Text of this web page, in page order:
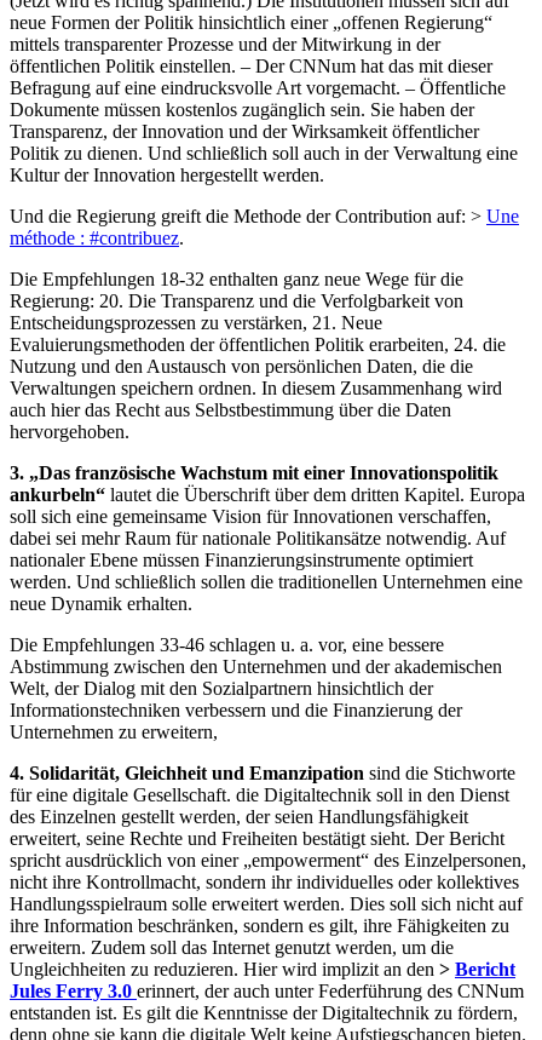
neue Formen der Politik hinsichtlich einer „offenen Regierung“
mittels transparenter Prozesse und der Mitwirkung in der
öffentlichen Politik einstellen. – Der CNNum hat das mit dieser
Befragung auf eine eindrucksvolle Art vorgemacht. – Öffentliche
Dokumente müssen kostenlos zugänglich sein. Sie haben der
Transparenz, der Innovation und der Wirksamkeit öffentlicher
Politik zu dienen. Und schließlich soll auch in der Verwaltung eine
Kultur der Innovation hergestellt werden.
Und die Regierung greift die Methode der Contribution auf: > Une
méthode : #contribuez.
Die Empfehlungen 18-32 enthalten ganz neue Wege für die
Regierung: 20. Die Transparenz und die Verfolgbarkeit von
Entscheidungsprozessen zu verstärken, 21. Neue
Evaluierungsmethoden der öffentlichen Politik erarbeiten, 24. die
Nutzung und den Austausch von persönlichen Daten, die die
Verwaltungen speichern ordnen. In diesem Zusammenhang wird
auch hier das Recht aus Selbstbestimmung über die Daten
hervorgehoben.
3. „Das französische Wachstum mit einer Innovationspolitik
ankurbeln“ lautet die Überschrift über dem dritten Kapitel. Europa
soll sich eine gemeinsame Vision für Innovationen verschaffen,
dabei sei mehr Raum für nationale Politikansätze notwendig. Auf
nationaler Ebene müssen Finanzierungsinstrumente optimiert
werden. Und schließlich sollen die traditionellen Unternehmen eine
neue Dynamik erhalten.
Die Empfehlungen 33-46 schlagen u. a. vor, eine bessere
Abstimmung zwischen den Unternehmen und der akademischen
Welt, der Dialog mit den Sozialpartnern hinsichtlich der
Informationstechniken verbessern und die Finanzierung der
Unternehmen zu erweitern,
4. Solidarität, Gleichheit und Emanzipation sind die Stichworte
für eine digitale Gesellschaft. die Digitaltechnik soll in den Dienst
des Einzelnen gestellt werden, der seien Handlungsfähigkeit
erweitert, seine Rechte und Freiheiten bestätigt sieht. Der Bericht
spricht ausdrücklich von einer „empowerment“ des Einzelpersonen,
nicht ihre Kontrollmacht, sondern ihr individuelles oder kollektives
Handlungsspielraum solle erweitert werden. Dies soll sich nicht auf
ihre Information beschränken, sondern es gilt, ihre Fähigkeiten zu
erweitern. Zudem soll das Internet genutzt werden, um die
Ungleichheiten zu reduzieren. Hier wird implizit an den > Bericht
Jules Ferry 3.0 erinnert, der auch unter Federführung des CNNum
entstanden ist. Es gilt die Kenntnisse der Digitaltechnik zu fördern,
denn ohne sie kann die digitale Welt keine Aufstiegschancen bieten.